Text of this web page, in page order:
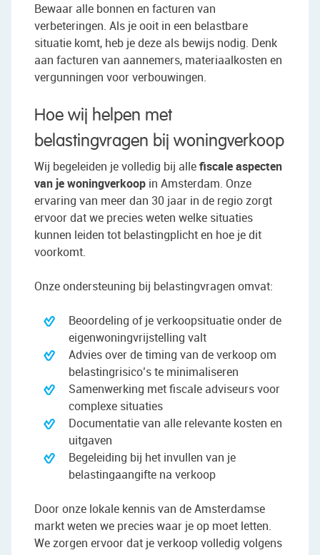
Bewaar alle bonnen en facturen van
verbeteringen. Als je ooit in een belastbare
situatie komt, heb je deze als bewijs nodig. Denk
aan facturen van aannemers, materiaalkosten en
vergunningen voor verbouwingen.
Hoe wij helpen met
belastingvragen bij woningverkoop
Wij begeleiden je volledig bij allefiscale aspecten
van je woningverkoop in Amsterdam. Onze
ervaring van meer dan 30 jaar in de regio zorgt
ervoor dat we precies weten welke situaties
kunnen leiden tot belastingplicht en hoe je dit
voorkomt.
Onze ondersteuning bij belastingvragen omvat:
Beoordeling of je verkoopsituatie onder de
eigenwoningvrijstelling valt
Advies over de timing van de verkoop om
belastingrisico’s te minimaliseren
Samenwerking met fiscale adviseurs voor
complexe situaties
Documentatie van alle relevante kosten en
uitgaven
Begeleiding bij het invullen van je
belastingaangifte na verkoop
Door onze lokale kennis van de Amsterdamse
markt weten we precies waar je op moet letten.
We zorgen ervoor dat je verkoop volledig volgens